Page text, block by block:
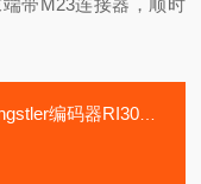
带M23连接器，顺时
器RI30-O/100AR.34TB